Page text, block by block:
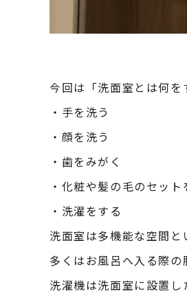
今回は「洗面室とは何を
・手を洗う
・顔を洗う
・歯をみがく
・化粧や髪の毛のセット
・洗濯をする
洗面室は多機能な空間と
多くはお風呂へ入る際の
洗濯機は洗面室に設置し